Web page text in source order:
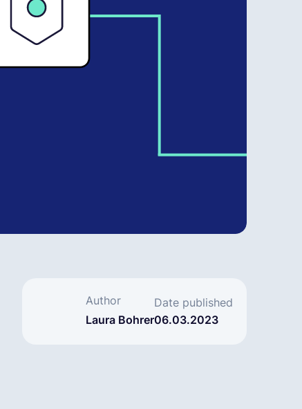
Author
Laura Bohrer
Date published
06.03.2023